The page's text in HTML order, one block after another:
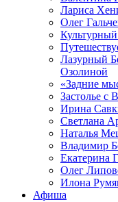
Лариса
Олег
Лазурный
Озолиной
«Задние
Застолье с
Ирина
Светлана
Наталья
Владимир
Екатерина
Олег
Илона
Афиша